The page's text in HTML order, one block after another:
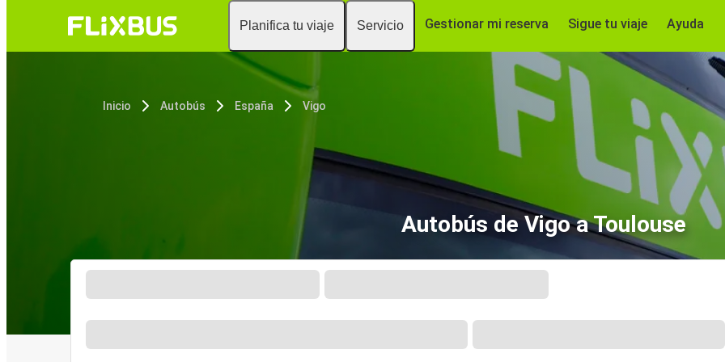
Planifica tu viaje Servicio Gestionar mi reserva Sigue tu viaje Ayuda
Inicio Autobús España Vigo
Autobús de Vigo a Toulouse